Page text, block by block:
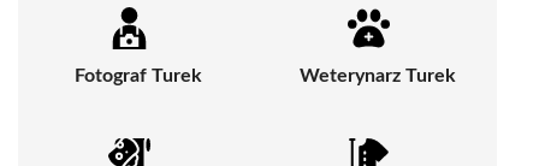
Fotograf Turek Weterynarz Turek